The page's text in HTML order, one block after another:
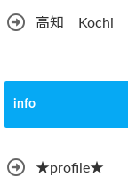
高知 Kochi
info
★profile★